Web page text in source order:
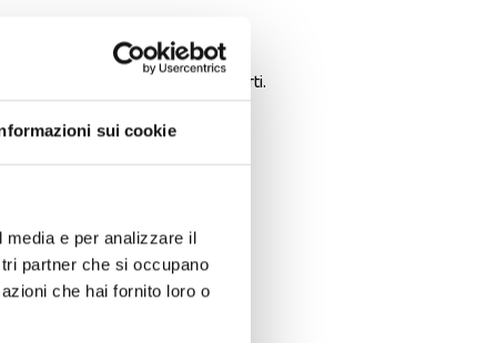
sui cookie
e per analizzare il
partner che si occupano
che hai fornito loro o
leggerezza e resistenza agli urti.